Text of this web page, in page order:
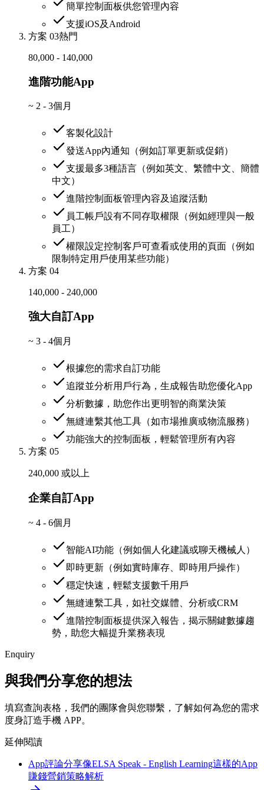
簡單控制面板供您管理內容
支援iOS及Android
方案 03熱門
80,000 - 140,000
進階功能App
~ 2 - 3個月
客製化設計
發送App內通知（例如訂單更新或促銷）
支援最多3種語言（例如英文、繁體中文、簡體
中文）
進階控制面板管理內容及追蹤活動
員工帳戶設有不同存取權限（例如經理與一般
員工）
權限設定控制客戶可查看或使用的頁面（例如
限制特定用戶使用某些功能）
方案 04
140,000 - 240,000
強大自訂App
~ 3 - 4個月
根據您的需求自訂功能
追蹤並分析用戶行為，生成報告助您優化App
分析數據，助您作出更明智的商業決策
無縫連繫其他工具（如市場推廣或物流服務）
功能強大的控制面板，輕鬆管理所有內容
方案 05
240,000 或以上
企業自訂App
~ 4 - 6個月
智能AI功能（例如個人化建議或聊天機械人）
即時更新（例如實時庫存、即時用戶操作）
穩定快速，輕鬆支援數千用戶
無縫連繫工具，如社交媒體、分析或CRM
進階控制面板提供深入報告，揭示關鍵數據趨
勢，助您大幅提升業務表現
Enquiry
與我們分享您的想法
填寫查詢表格，我們的團隊會與您聯繫，了解如何為您的需求
度身訂造手機 APP。
延伸閱讀
App評論分享像ELSA Speak - English Learning這樣的App
賺錢營銷策略解析